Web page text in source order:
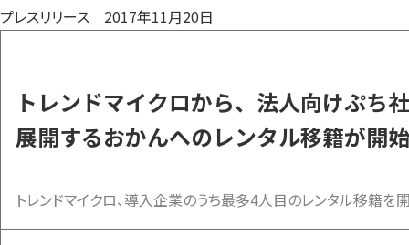
で
ま
す）
で
ま
す）
で
ま
す）
プレスリリース 2017年11月20日
トレンドマイクロから、法人向けぷち
展開するおかんへのレンタル移籍が開
トレンドマイクロ、導入企業のうち最多4人目のレンタル移籍を